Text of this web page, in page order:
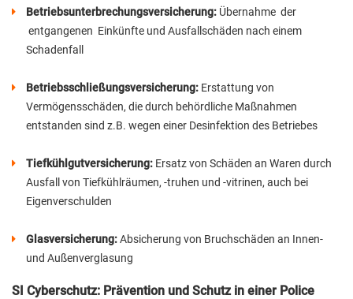
Betriebsunterbrechungsversicherung: Übernahme der
entgangenen Einkünfte und Ausfallschäden nach einem
Schadenfall
Betriebsschließungsversicherung: Erstattung von
Vermögensschäden, die durch behördliche Maßnahmen
entstanden sind z.B. wegen einer Desinfektion des Betriebes
Tiefkühlgutversicherung: Ersatz von Schäden an Waren durch
Ausfall von Tiefkühlräumen, -truhen und -vitrinen, auch bei
Eigenverschulden
Glasversicherung:Absicherung von Bruchschäden an Innen-
und Außenverglasung
SI Cyberschutz: Prävention und Schutz in einer Police